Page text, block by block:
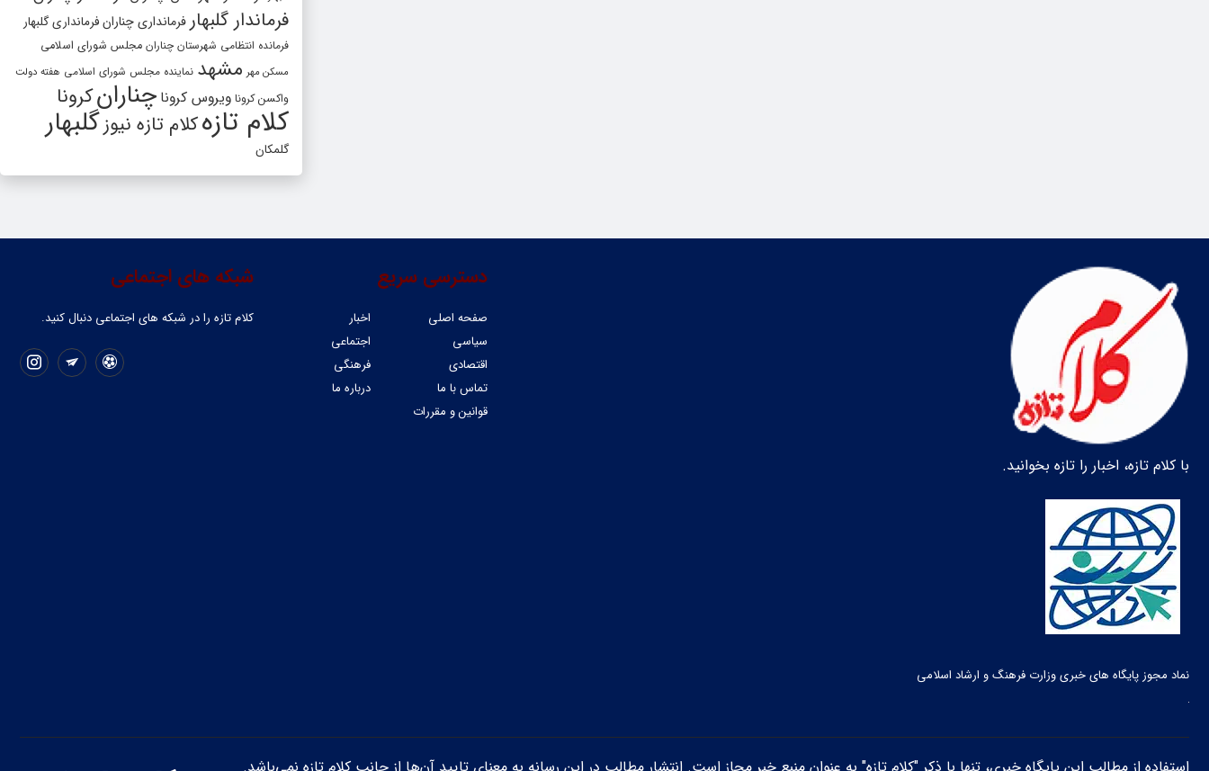
فرماندار گلبهار فرمانداری چنارانفرمانداری گلبهار
فرمانده انتظامی شهرستان چناران مجلس شورای اسلامی
مسکن مهر مشهد نماینده مجلس شورای اسلامی هفته دولت
واکسن کرونا ویروس کرونا چنارانکرونا
کلام تازهکلام تازه نیوزگلبهار
گلمکان
با کلام تازه، اخبار را تازه بخوانید.
نماد مجوز پایگاه های خبری وزارت فرهنگ و ارشاد اسلامی
شبکه های اجتماعی
کلام تازه را در شبکه ‌های اجتماعی دنبال کنید.
دسترسی سریع
صفحه اصلی
اخبار
سیاسی
اجتماعی
اقتصادی
فرهنگی
تماس با ما
درباره ما
قوانین و مقررات